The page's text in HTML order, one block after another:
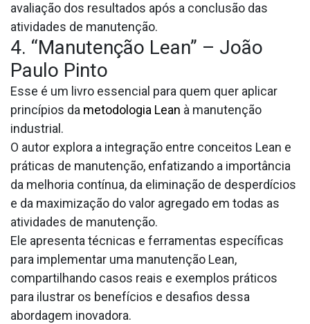
avaliação dos resultados após a conclusão das
atividades de manutenção.
4. “Manutenção Lean” – João
Paulo Pinto
Esse é um livro essencial para quem quer aplicar
princípios da metodologia Lean à manutenção
industrial.
O autor explora a integração entre conceitos Lean e
práticas de manutenção, enfatizando a importância
da melhoria contínua, da eliminação de desperdícios
e da maximização do valor agregado em todas as
atividades de manutenção.
Ele apresenta técnicas e ferramentas específicas
para implementar uma manutenção Lean,
compartilhando casos reais e exemplos práticos
para ilustrar os benefícios e desafios dessa
abordagem inovadora.